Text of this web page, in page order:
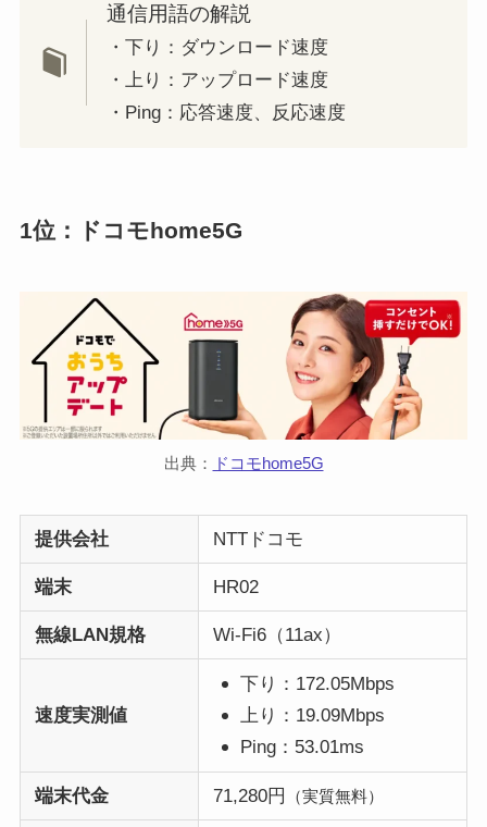
通信用語の解説
・下り：ダウンロード速度
・上り：アップロード速度
・Ping：応答速度、反応速度
1位：ドコモhome5G
出典： ドコモhome5G
提供会社 NTTドコモ
端末 HR02
無線LAN規格 Wi-Fi6（11ax）
速度実測値
下り：172.05Mbps
上り：19.09Mbps
Ping：53.01ms
端末代金 71,280円 （実質無料）